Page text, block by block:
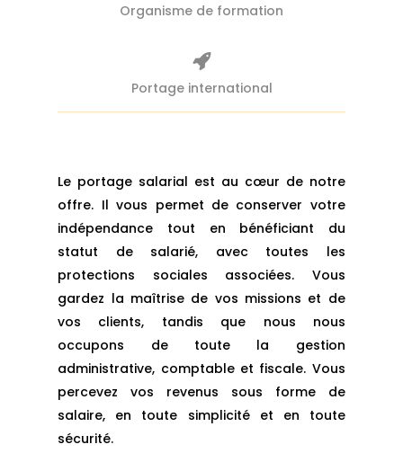
Organisme de formation
Portage international
Le portage salarial est au cœur de notre
offre. Il vous permet de conserver votre
indépendance tout en bénéficiant du
statut de salarié, avec toutes les
protections sociales associées. Vous
gardez la maîtrise de vos missions et de
vos clients, tandis que nous nous
occupons de toute la gestion
administrative, comptable et fiscale. Vous
percevez vos revenus sous forme de
salaire, en toute simplicité et en toute
sécurité.